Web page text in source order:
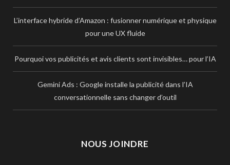
L’interface hybride d’Amazon : fusionner numérique et physique
pour une UX fluide
Pourquoi vos publicités et avis clients sont invisibles… pour l’IA
Gemini Ads : Google installe la publicité dans l’IA
conversationnelle sans changer d’outil
NOUS JOINDRE